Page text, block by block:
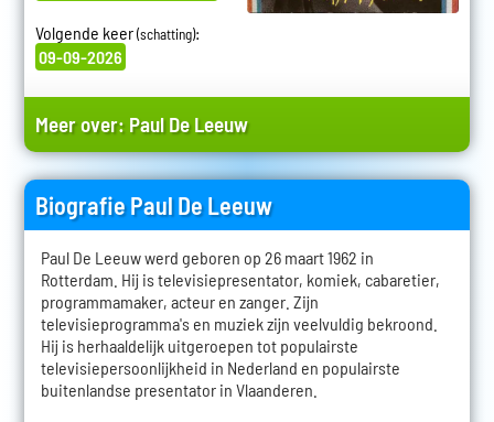
Volgende keer(schatting):
09-09-2026
Meer over: Paul De Leeuw
Biografie Paul De Leeuw
Paul De Leeuw werd geboren op 26 maart 1962 in
Rotterdam. Hij is televisiepresentator, komiek, cabaretier,
programmamaker, acteur en zanger. Zijn
televisieprogramma's en muziek zijn veelvuldig bekroond.
Hij is herhaaldelijk uitgeroepen tot populairste
televisiepersoonlijkheid in Nederland en populairste
buitenlandse presentator in Vlaanderen.